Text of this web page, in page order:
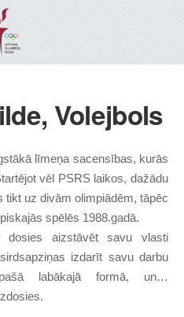
Volejbols
līmeņa sacensības, kurās
vēl PSRS laikos, dažādu
tikt uz divām olimpiādēm, tāpēc
spēlēs 1988.gadā.
dosies aizstāvēt savu vlasti
izdarīt savu darbu
labākajā formā, un…